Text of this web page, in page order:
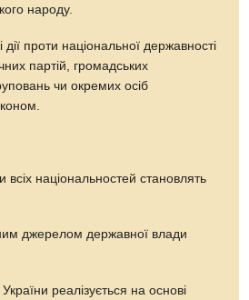
народу.
дії проти національної державності
партій, громадських
чи окремих осіб
всіх національностей становлять
джерелом державної влади
реалізується на основі